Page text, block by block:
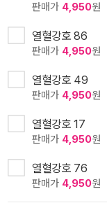
판매가 4,950원
열혈강호 86
판매가 4,950원
열혈강호 49
판매가 4,950원
열혈강호 17
판매가 4,950원
열혈강호 76
판매가 4,950원